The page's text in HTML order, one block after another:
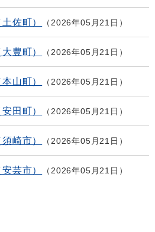
佐町） 2026年05月21日
豊町） 2026年05月21日
山町） 2026年05月21日
田町） 2026年05月21日
崎市） 2026年05月21日
芸市） 2026年05月21日